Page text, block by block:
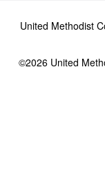
United Methodist
©2026United